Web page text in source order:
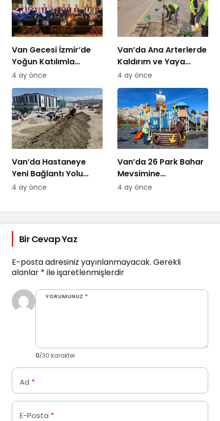
Van Gecesi İzmir’de
Yoğun Katılımla
Düzenlendi
4 ay önce
Van’da Ana Arterlerde
Kaldırım ve Yaya
Yolları Yenileniyor
4 ay önce
Van’da Hastaneye
Yeni Bağlantı Yolu
Yapılıyor
4 ay önce
Van’da 26 Park Bahar
Mevsimine
Hazırlanıyor
4 ay önce
Bir Cevap Yaz
E-posta adresiniz yayınlanmayacak. Gerekli
alanlar * ile işaretlenmişlerdir
YORUMUNUZ *
0/30 karakter
Ad *
E-Posta *